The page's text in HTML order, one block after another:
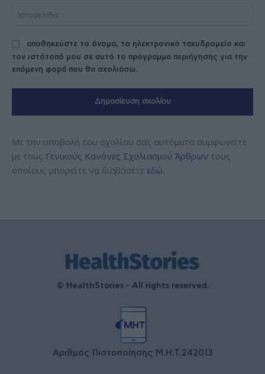
αποθηκεύστε το όνομα, το ηλεκτρονικό ταχυδρομείο και
τον ιστότοπό μου σε αυτό το πρόγραμμα περιήγησης για την
επόμενη φορά που θα σχολιάσω.
Με την υποβολή του σχολίου σας αυτόματα συμφωνείτε
με τους Γενικούς Κανόνες Σχολιασμού Άρθρων τους
οποίους μπορείτε να διαβάσετε εδώ.
© HealthStories - All rights reserved.
Αριθμός Πιστοποίησης Μ.Η.Τ.242013